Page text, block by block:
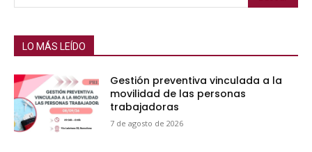
LO MÁS LEÍDO
Gestión preventiva vinculada a la
movilidad de las personas
trabajadoras
7 de agosto de 2026